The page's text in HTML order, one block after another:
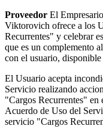
Proveedor El
Viktorovich ofrece a los
Recurrentes" y celebrar
que es un complemento
con el usuario, disponible
El Usuario acepta
Servicio realizando
"Cargos Recurrentes" en
Acuerdo de Uso del
servicio "Cargos